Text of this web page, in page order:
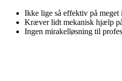
Ikke lige så effektiv på
Kræver lidt mekanisk hjælp
Ingen mirakelløsning til